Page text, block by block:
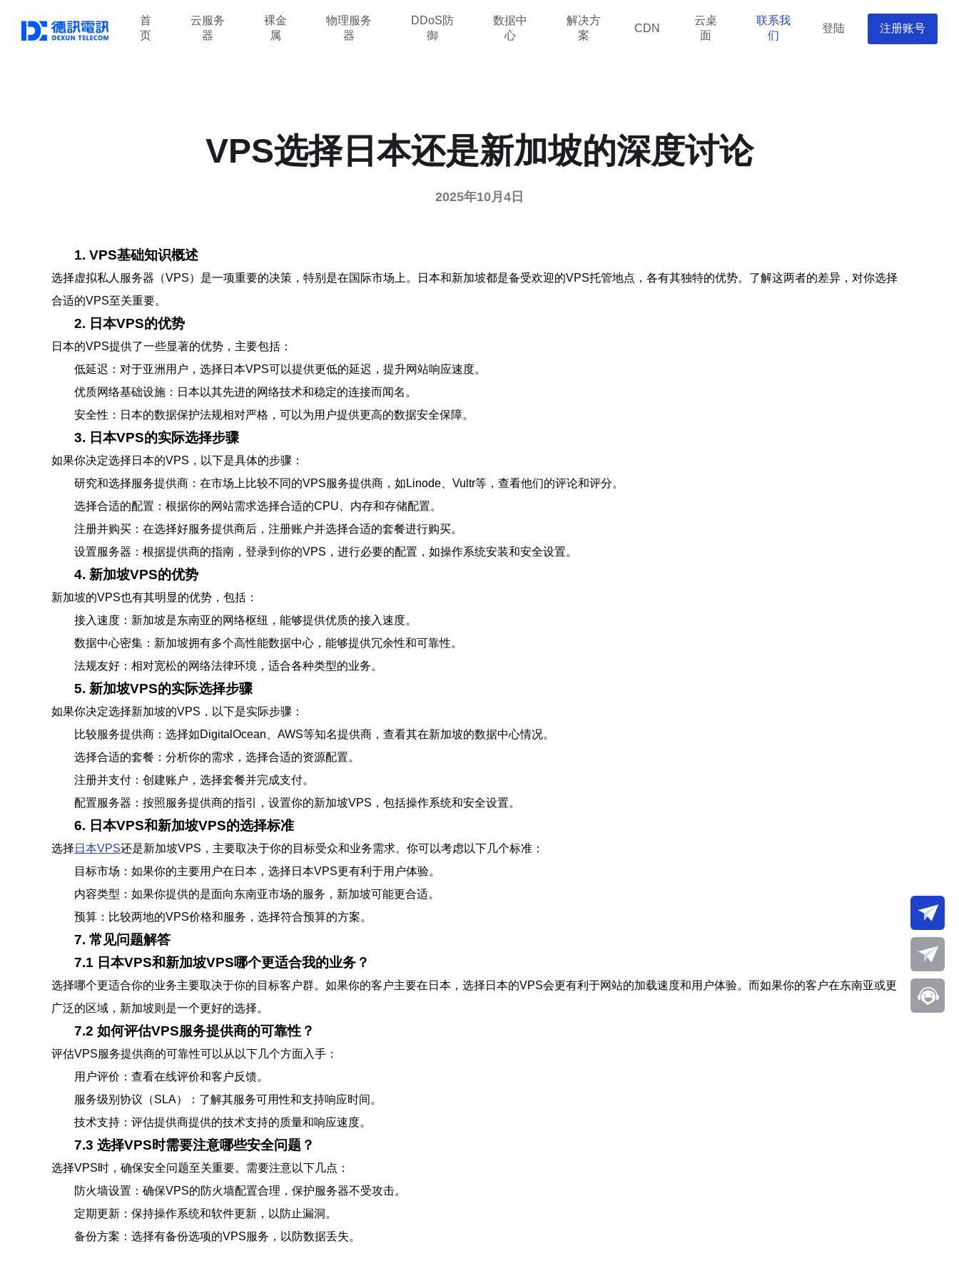
首
页
云服务
器
裸金
属
物理服务
器
DDoS防
御
数据中
心
解决方
案
CDN
云桌
面
联系我
们
登陆 注册账号
VPS选择日本还是新加坡的深度讨论
2025年10月4日
1. VPS基础知识概述
选择虚拟私人服务器（VPS）是一项重要的决策，特别是在国际市场上。日本和新加坡都是备受欢迎的VPS托管地点，各有其独特的优势。了解这两者的差异，对你选择
合适的VPS至关重要。
2. 日本VPS的优势
日本的VPS提供了一些显著的优势，主要包括：
低延迟：对于亚洲用户，选择日本VPS可以提供更低的延迟，提升网站响应速度。
优质网络基础设施：日本以其先进的网络技术和稳定的连接而闻名。
安全性：日本的数据保护法规相对严格，可以为用户提供更高的数据安全保障。
3. 日本VPS的实际选择步骤
如果你决定选择日本的VPS，以下是具体的步骤：
研究和选择服务提供商：在市场上比较不同的VPS服务提供商，如Linode、Vultr等，查看他们的评论和评分。
选择合适的配置：根据你的网站需求选择合适的CPU、内存和存储配置。
注册并购买：在选择好服务提供商后，注册账户并选择合适的套餐进行购买。
设置服务器：根据提供商的指南，登录到你的VPS，进行必要的配置，如操作系统安装和安全设置。
4. 新加坡VPS的优势
新加坡的VPS也有其明显的优势，包括：
接入速度：新加坡是东南亚的网络枢纽，能够提供优质的接入速度。
数据中心密集：新加坡拥有多个高性能数据中心，能够提供冗余性和可靠性。
法规友好：相对宽松的网络法律环境，适合各种类型的业务。
5. 新加坡VPS的实际选择步骤
如果你决定选择新加坡的VPS，以下是实际步骤：
比较服务提供商：选择如DigitalOcean、AWS等知名提供商，查看其在新加坡的数据中心情况。
选择合适的套餐：分析你的需求，选择合适的资源配置。
注册并支付：创建账户，选择套餐并完成支付。
配置服务器：按照服务提供商的指引，设置你的新加坡VPS，包括操作系统和安全设置。
6. 日本VPS和新加坡VPS的选择标准
选择 日本VPS还是新加坡VPS，主要取决于你的目标受众和业务需求。你可以考虑以下几个标准：
目标市场：如果你的主要用户在日本，选择日本VPS更有利于用户体验。
内容类型：如果你提供的是面向东南亚市场的服务，新加坡可能更合适。
预算：比较两地的VPS价格和服务，选择符合预算的方案。
7. 常见问题解答
7.1 日本VPS和新加坡VPS哪个更适合我的业务？
选择哪个更适合你的业务主要取决于你的目标客户群。如果你的客户主要在日本，选择日本的VPS会更有利于网站的加载速度和用户体验。而如果你的客户在东南亚或更
广泛的区域，新加坡则是一个更好的选择。
7.2 如何评估VPS服务提供商的可靠性？
评估VPS服务提供商的可靠性可以从以下几个方面入手：
用户评价：查看在线评价和客户反馈。
服务级别协议（SLA）：了解其服务可用性和支持响应时间。
技术支持：评估提供商提供的技术支持的质量和响应速度。
7.3 选择VPS时需要注意哪些安全问题？
选择VPS时，确保安全问题至关重要。需要注意以下几点：
防火墙设置：确保VPS的防火墙配置合理，保护服务器不受攻击。
定期更新：保持操作系统和软件更新，以防止漏洞。
备份方案：选择有备份选项的VPS服务，以防数据丢失。